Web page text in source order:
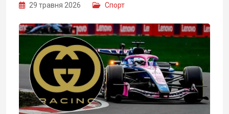
29 травня 2026 Спорт